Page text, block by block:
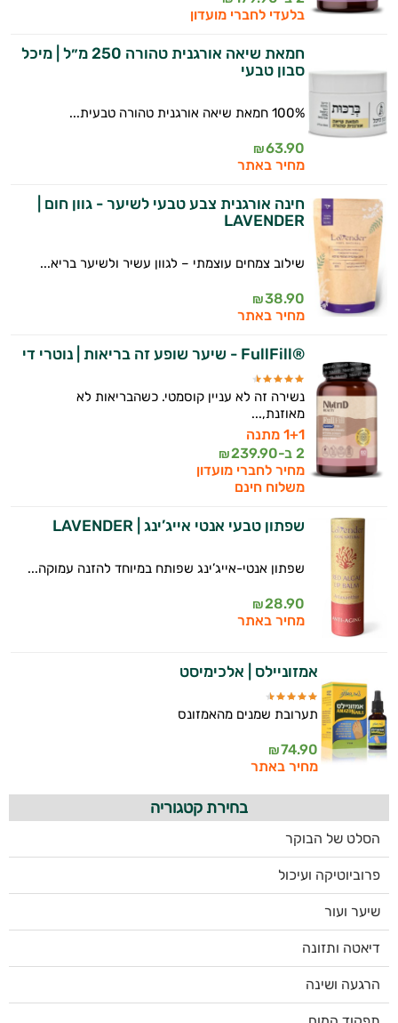
בלעדי לחברי מועדון
חמאת שיאה אורגנית טהורה 250 מ״ל | מיכל
סבון טבעי
100% חמאת שיאה אורגנית טהורה טבעית...
63.90
₪
מחיר באתר
חינה אורגנית צבע טבעי לשיער - גוון חום |
LAVENDER
שילוב צמחים עוצמתי – לגוון עשיר ולשיער בריא...
38.90
₪
מחיר באתר
®FullFill - שיער שופע זה בריאות | נוטרי די
נשירה זה לא עניין קוסמטי. כשהבריאות לא
מאוזנת,...
1+1 מתנה
2 ב-
239.90
₪
מחיר לחברי מועדון
משלוח חינם
שפתון טבעי אנטי אייג’ינג | LAVENDER
שפתון אנטי-אייג’ינג שפותח במיוחד להזנה עמוקה...
28.90
₪
מחיר באתר
אמזוניילס | אלכימיסט
תערובת שמנים מהאמזונס
74.90
₪
מחיר באתר
בחירת קטגוריה
הסלט של הבוקר
פרוביוטיקה ועיכול
שיער ועור
דיאטה ותזונה
הרגעה ושינה